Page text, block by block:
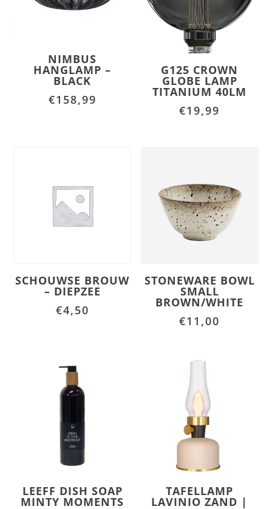
NIMBUS
HANGLAMP –
BLACK
€158,99
G125 CROWN
GLOBE LAMP
TITANIUM 40LM
€19,99
SCHOUWSE BROUW
– DIEPZEE
€4,50
STONEWARE BOWL
SMALL
BROWN/WHITE
€11,00
LEEFF DISH SOAP
MINTY MOMENTS
TAFELLAMP
LAVINIO ZAND |